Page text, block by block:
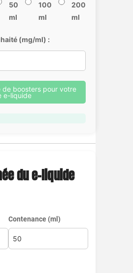
50
ml
100
ml
200
ml
(mg/ml) :
de boosters pour votre
e-liquide
du e-liquide
Contenance (ml)